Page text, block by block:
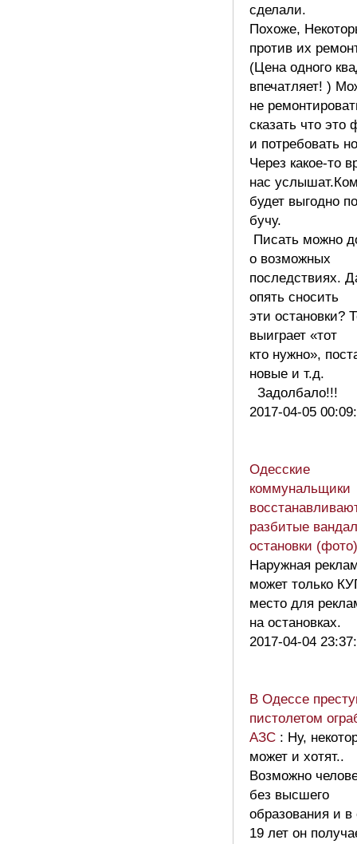
сделали.
Похоже,
против их
(Цена одного
впечатляет! )
не
сказать что это
и потребовать
Через какое-то
нас
будет выгодно
бучу.
Писать можно
о возможных
последствиях.
опять сносить
эти остановки?
выиграет «тот
кто нужно»,
новые и т.д.
Задолбало!!!
2017-04-05
Одесские
коммунальщики
разбитые
остановки (фото)
Наружная
может только
место для
на остановках.
2017-04-04
В Одессе
пистолетом
АЗС : Ну,
может и хотят..
Возможно
без высшего
образования и в
19 лет он